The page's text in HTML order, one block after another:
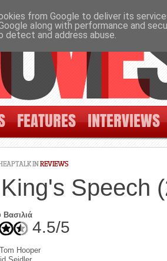
FEATURES INTERVIEWS
INREVIEWS
Speech
4.5/5
Hooper
from Google to deliver its
along with performance and
detect and address abuse.